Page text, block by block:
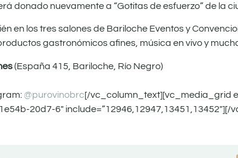
donado nuevamente a “Gotitas de esfuerzo” de la
en los tres salones de Bariloche Eventos y
gastronómicos afines, música en vivo y
(España 415, Bariloche, Río Negro)
@purovinobrc[/vc_column_text][vc_media_grid
20d7-6″ include=”12946,12947,13451,13452″][/